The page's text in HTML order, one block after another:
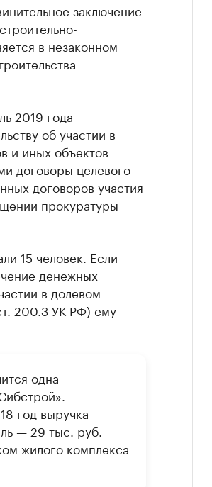
заключение
в незаконном
2019 года
об участии в
и иных объектов
договоры целевого
договоров участия
прокуратуры
15 человек. Если
денежных
в долевом
200.3 УК РФ) ему
одна
год выручка
— 29 тыс. руб.
жилого комплекса